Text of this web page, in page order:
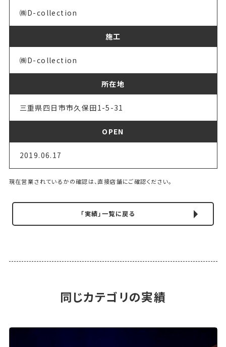
㈱D-collection
施工
㈱D-collection
所在地
三重県四日市市久保田1-5-31
OPEN
2019.06.17
現在営業されているかの確認は、直接店舗にご確認ください。
「実績」一覧に戻る
同じカテゴリの実績